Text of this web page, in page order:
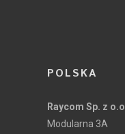
POLSKA
Raycom Sp. z o.o
Modularna 3A